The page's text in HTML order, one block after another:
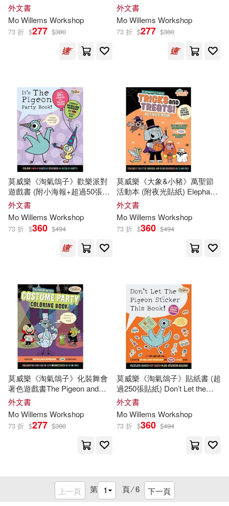
外文書
MoWillems Workshop
73 折 $277 $380
外文書
MoWillems Workshop
73 折 $277 $380
莫威樂《淘氣鴿子》歡樂派對
遊戲書 (附小海報+超過50張貼
紙) It’s the Pigeon Party Book!
外文書
MoWillems Workshop
73 折 $360 $494
莫威樂《大象&小豬》萬聖節
活動本 (附夜光貼紙) Elephant
& Piggie: Tricks and Treats!:
An Elephant & Piggie Activity
Book
外文書
MoWillems Workshop
73 折 $360 $494
莫威樂《淘氣鴿子》化裝舞會
著色遊戲書The Pigeon and
Pals Costume Party Coloring
Book
外文書
MoWillems Workshop
73 折 $277 $380
莫威樂《淘氣鴿子》貼紙書 (超
過250張貼紙) Don’t Let the
Pigeon Sticker This Book!
外文書
MoWillems Workshop
73 折 $360 $494
上一頁 第 頁 ⁄6 下一頁